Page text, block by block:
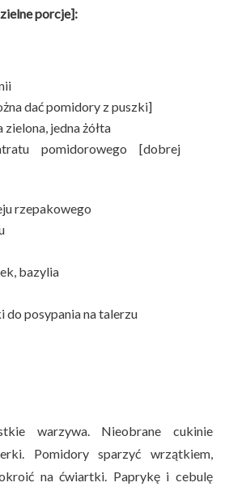
porcje]:
dać pomidory z puszki]
jedna żółta
pomidorowego [dobrej
rzepakowego
bazylia
do posypania na talerzu
warzywa. Nieobrane cukinie
Pomidory sparzyć wrzątkiem,
na ćwiartki. Paprykę i cebulę